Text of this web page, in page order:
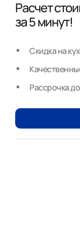
Расчет
за 5 минут!
Скидка на
Рассрочка